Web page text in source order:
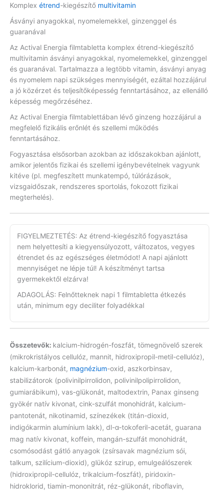
Komplex étrend-kiegészítő multivitamin
Ásványi anyagokkal, nyomelemekkel, ginzenggel és
guaranával
Az Actival Energia filmtabletta komplex étrend-kiegészítő
multivitamin ásványi anyagokkal, nyomelemekkel, ginzenggel
és guaranával. Tartalmazza a legtöbb vitamin, ásványi anyag
és nyomelem napi szükséges mennyiségét, ezáltal hozzájárul
a jó közérzet és teljesítőképesség fenntartásához, az ellenálló
képesség megőrzéséhez.
Az Actival Energia filmtablettában lévő ginzeng hozzájárul a
megfelelő fizikális erőnlét és szellemi működés
fenntartásához.
Fogyasztása elsősorban azokban az időszakokban ajánlott,
amikor jelentős fizikai és szellemi igénybevételnek vagyunk
kitéve (pl. megfeszített munkatempó, túlórázások,
vizsgaidőszak, rendszeres sportolás, fokozott fizikai
megterhelés).
FIGYELMEZTETÉS: Az étrend-kiegészítő fogyasztása
nem helyettesíti a kiegyensúlyozott, változatos, vegyes
étrendet és az egészséges életmódot! A napi ajánlott
mennyiséget ne lépje túl! A készítményt tartsa
gyermekektől elzárva!
ADAGOLÁS: Felnőtteknek napi 1 filmtabletta étkezés
után, minimum egy deciliter folyadékkal
Összetevők: kalcium-hidrogén-foszfát, tömegnövelő szerek
(mikrokristályos cellulóz, mannit, hidroxipropil-metil-cellulóz),
kalcium-karbonát, magnézium-oxid, aszkorbinsav,
stabilizátorok (polivinilpirrolidon, polivinilpolipirrolidon,
gumiarábikum), vas-glükonát, maltodextrin, Panax ginseng
gyökér natív kivonat, cink-szulfát monohidrát, kalcium-
pantotenát, nikotinamid, színezékek (titán-dioxid,
indigókarmin alumínium lakk), dl-α-tokoferil-acetát, guarana
mag natív kivonat, koffein, mangán-szulfát monohidrát,
csomósodást gátló anyagok (zsírsavak magnézium sói,
talkum, szilícium-dioxid), glükóz szirup, emulgeálószerek
(hidroxipropil-cellulóz, trikalcium-foszfát), piridoxin-
hidroklorid, tiamin-mononitrát, réz-glükonát, riboflavin,